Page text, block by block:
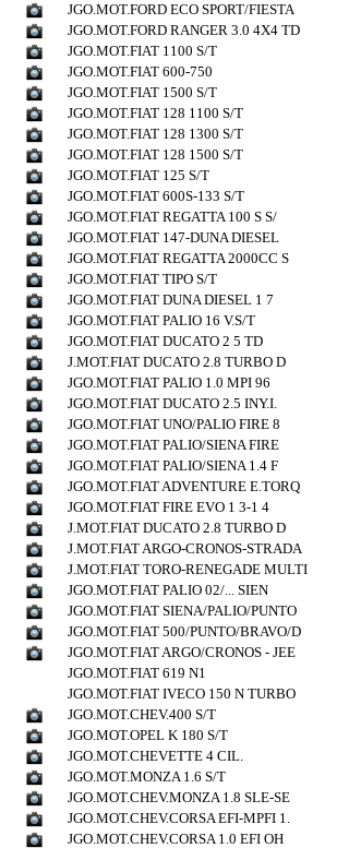
JGO.MOT.FORD ECO SPORT/FIESTA
JGO.MOT.FORD RANGER 3.0 4X4 TD
JGO.MOT.FIAT 1100 S/T
JGO.MOT.FIAT 600-750
JGO.MOT.FIAT 1500 S/T
JGO.MOT.FIAT 128 1100 S/T
JGO.MOT.FIAT 128 1300 S/T
JGO.MOT.FIAT 128 1500 S/T
JGO.MOT.FIAT 125 S/T
JGO.MOT.FIAT 600S-133 S/T
JGO.MOT.FIAT REGATTA 100 S S/
JGO.MOT.FIAT 147-DUNA DIESEL
JGO.MOT.FIAT REGATTA 2000CC S
JGO.MOT.FIAT TIPO S/T
JGO.MOT.FIAT DUNA DIESEL 1 7
JGO.MOT.FIAT PALIO 16 V.S/T
JGO.MOT.FIAT DUCATO 2 5 TD
J.MOT.FIAT DUCATO 2.8 TURBO D
JGO.MOT.FIAT PALIO 1.0 MPI 96
JGO.MOT.FIAT DUCATO 2.5 INY.I.
JGO.MOT.FIAT UNO/PALIO FIRE 8
JGO.MOT.FIAT PALIO/SIENA FIRE
JGO.MOT.FIAT PALIO/SIENA 1.4 F
JGO.MOT.FIAT ADVENTURE E.TORQ
JGO.MOT.FIAT FIRE EVO 1 3-1 4
J.MOT.FIAT DUCATO 2.8 TURBO D
J.MOT.FIAT ARGO-CRONOS-STRADA
J.MOT.FIAT TORO-RENEGADE MULTI
JGO.MOT.FIAT PALIO 02/... SIEN
JGO.MOT.FIAT SIENA/PALIO/PUNTO
JGO.MOT.FIAT 500/PUNTO/BRAVO/D
JGO.MOT.FIAT ARGO/CRONOS - JEE
JGO.MOT.FIAT 619 N1
JGO.MOT.FIAT IVECO 150 N TURBO
JGO.MOT.CHEV.400 S/T
JGO.MOT.OPEL K 180 S/T
JGO.MOT.CHEVETTE 4 CIL.
JGO.MOT.MONZA 1.6 S/T
JGO.MOT.CHEV.MONZA 1.8 SLE-SE
JGO.MOT.CHEV.CORSA EFI-MPFI 1.
JGO.MOT.CHEV.CORSA 1.0 EFI OH